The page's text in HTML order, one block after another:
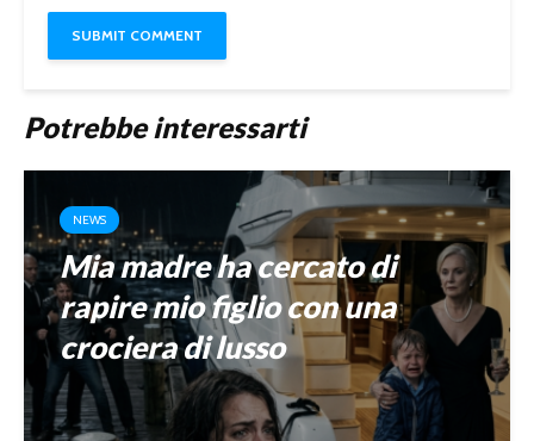
Potrebbe interessarti
NEWS
Mia madre ha cercato di
rapire mio figlio con una
crociera di lusso